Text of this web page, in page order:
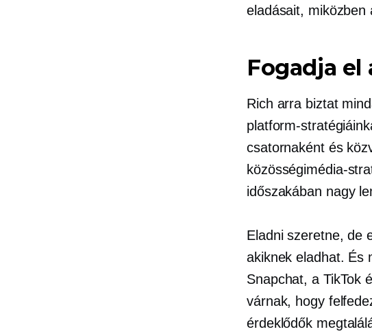
eladásait, miközben
Fogadja el
Rich arra biztat
platform-
csatornaként és
közösségimédia-
időszakában nagy
Eladni szeretne, de
akiknek eladhat. És
Snapchat, a TikTok
várnak, hogy
érdeklődők